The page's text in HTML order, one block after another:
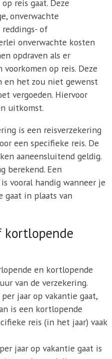
reis gaat. Deze
onverwachte
of
onverwachte kosten
opdraven als er
op reis. Deze
en het zou niet gewenst
vergoeden. Hiervoor
uitkomst.
is een reisverzekering
een specifieke reis. De
aaneensluitend geldig.
berekend. Een
vooral handig wanneer je
gaat in plaats van
kortlopende
en kortlopende
van de verzekering.
jaar op vakantie gaat,
is een kortlopende
reis (in het jaar) vaak
jaar op vakantie gaat is